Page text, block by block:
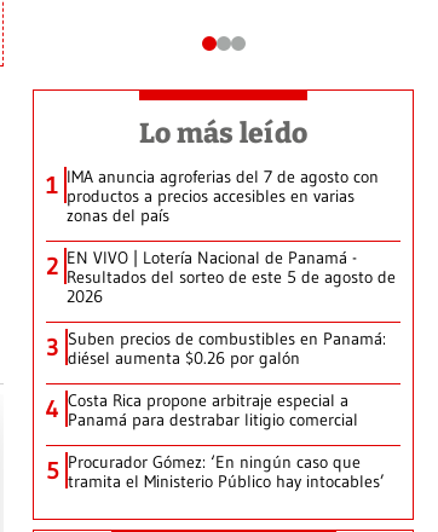
Lo más leído
1 IMA anuncia agroferias del 7 de agosto con
productos a precios accesibles en varias
zonas del país
2 EN VIVO | Lotería Nacional de Panamá -
Resultados del sorteo de este 5 de agosto de
2026
3 Suben precios de combustibles en Panamá:
diésel aumenta $0.26 por galón
4 Costa Rica propone arbitraje especial a
Panamá para destrabar litigio comercial
5 Procurador Gómez: ‘En ningún caso que
tramita el Ministerio Público hay intocables’